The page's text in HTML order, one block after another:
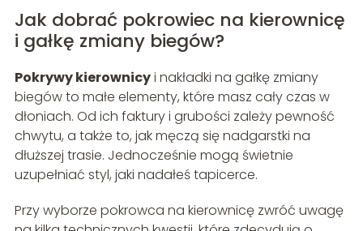
Jak dobrać pokrowiec na kierownicę
i gałkę zmiany biegów?
Pokrywy kierownicyi nakładki na gałkę zmiany
biegów to małe elementy, które masz cały czas w
dłoniach. Od ich faktury i grubości zależy pewność
chwytu, a także to, jak męczą się nadgarstki na
dłuższej trasie. Jednocześnie mogą świetnie
uzupełniać styl, jaki nadałeś tapicerce.
Przy wyborze pokrowca na kierownicę zwróć uwagę